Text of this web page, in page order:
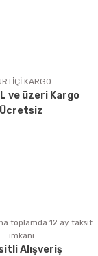
KARGO
ve üzeri Kargo
Ücretsiz
toplamda 12 ay taksit
imkanı
Alışveriş